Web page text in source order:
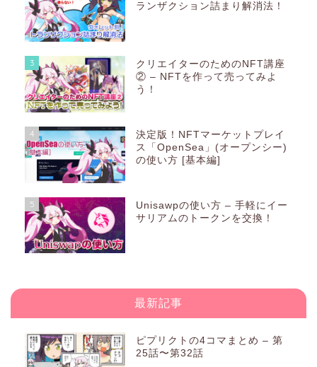
ランザクション詰まり解消法！
3
クリエイターのためのNFT講座
② – NFTを作って売ってみよ
う！
4
決定版！NFTマーケットプレイ
ス「OpenSea」(オープンシー)
の使い方 [基本編]
5
Unisawpの使い方 – 手軽にイー
サリアムのトークンを交換！
最新記事
ピプリクトの4コマまとめ – 第
25話〜第32話